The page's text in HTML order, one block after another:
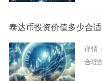
泰达币投资价值多少合适
详情：
合理